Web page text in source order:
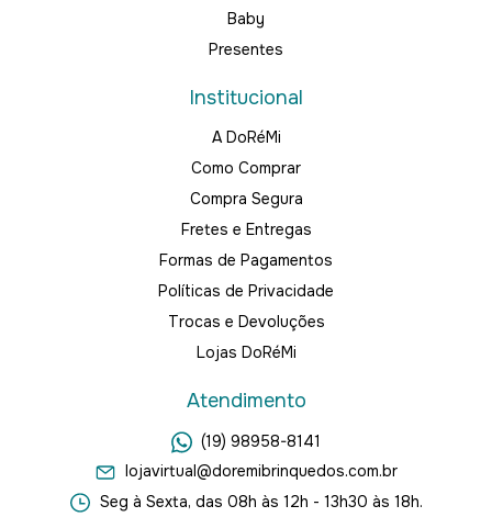
Baby
Presentes
Institucional
A DoRéMi
Como Comprar
Compra Segura
Fretes e Entregas
Formas de Pagamentos
Políticas de Privacidade
Trocas e Devoluções
Lojas DoRéMi
Atendimento
(19) 98958-8141
lojavirtual@doremibrinquedos.com.br
Seg à Sexta, das 08h às 12h - 13h30 às 18h.